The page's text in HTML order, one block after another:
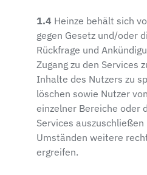
1.4 Heinze behält sich
gegen Gesetz und/oder
Rückfrage und
Zugang zu den Services
Inhalte des Nutzers zu
löschen sowie Nutzer
einzelner Bereiche oder
Services
Umständen weitere
ergreifen.